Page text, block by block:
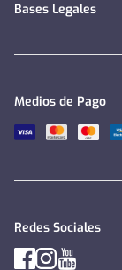
Bases Legales
Medios de Pago
Redes Sociales